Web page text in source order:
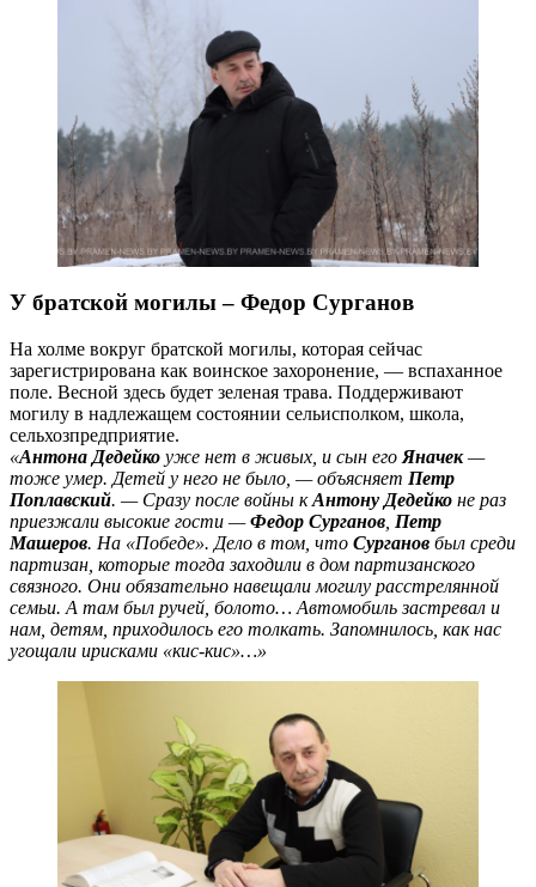
У братской могилы – Федор Сурганов
На холме вокруг братской могилы, которая сейчас
зарегистрирована как воинское захоронение, — вспаханное
поле. Весной здесь будет зеленая трава. Поддерживают
могилу в надлежащем состоянии сельисполком, школа,
сельхозпредприятие.
«Антона Дедейко уже нет в живых, и сын его Яначек—
тоже умер. Детей у него не было, — объясняет Петр
Поплавский. — Сразу после войны кАнтону Дедейко не раз
приезжали высокие гости —Федор Сурганов Петр
Машеров. На «Победе». Дело в том, что Сурганов был среди
партизан, которые тогда заходили в дом партизанского
связного. Они обязательно навещали могилу расстрелянной
семьи. А там был ручей, болото… Автомобиль застревал и
нам, детям, приходилось его толкать. Запомнилось, как нас
угощали ирисками «кис-кис»…»